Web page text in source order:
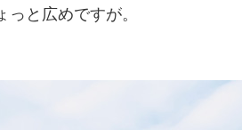
と広めですが。